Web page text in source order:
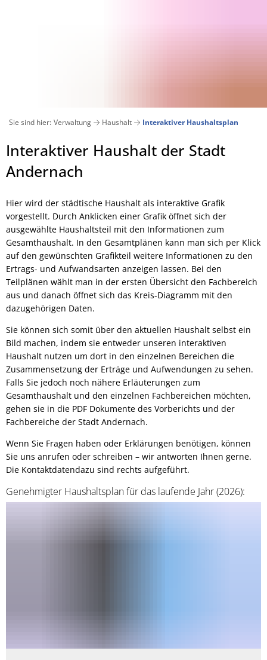
Pressemitteilungen 2026
Verkehrsbehinderungen
Bankverbindungen
Digitales Rathaus
Grünschnitt / Umweltmobil
Krisenmanagement
Leistungen A-Z
Rats- und Bürgerinfosystem
Schaden melden
Schiedsamt
Straßenbau: Wiederkehrender Beitrag
Wahlen
Öffnungszeiten
Bauen
Bebauungspläne/
Energieberatung
Kommunale Wärmeplanung
Bauleitpläne im Verfahren
Bürgermeister
Datenschutz
Haushalt
Haushaltspläne
Interaktiver Haushaltsplan
Impressum
Leitbild
Oberbürgermeister
Öffentliche Bekanntmachungen
Ortsrecht/Bauleitpläne
Satzungen
Zweckvereinbarungen,
Bebauungspläne und
Sonstige Satzungen nach
Sitzungstermine
Stellenausschreibungen
Andernach geschichtlich Wiege
Kinder, Jugend und Familie
Medizinische Versorgung
"Smarte" Bahnhofstraße
Sport und Bäder
Stadtteile
Eich
Partnerstädte
Dimona
Ekeren
Politik
Sie sind hier: Verwaltung Haushalt Interaktiver Haushaltsplan
Interaktiver
Haushaltsplan
Interaktiver Haushalt der Stadt
Andernach
Hier wird der städtische Haushalt als interaktive Grafik
vorgestellt. Durch Anklicken einer Grafik öffnet sich der
ausgewählte Haushaltsteil mit den Informationen zum
Gesamthaushalt. In den Gesamtplänen kann man sich per Klick
auf den gewünschten Grafikteil weitere Informationen zu den
Ertrags- und Aufwandsarten anzeigen lassen. Bei den
Teilplänen wählt man in der ersten Übersicht den Fachbereich
aus und danach öffnet sich das Kreis-Diagramm mit den
dazugehörigen Daten.
Sie können sich somit über den aktuellen Haushalt selbst ein
Bild machen, indem sie entweder unseren interaktiven
Haushalt nutzen um dort in den einzelnen Bereichen die
Zusammensetzung der Erträge und Aufwendungen zu sehen.
Falls Sie jedoch noch nähere Erläuterungen zum
Gesamthaushalt und den einzelnen Fachbereichen möchten,
gehen sie in die PDF Dokumente des Vorberichts und der
Fachbereiche der Stadt Andernach.
Wenn Sie Fragen haben oder Erklärungen benötigen, können
Sie uns anrufen oder schreiben – wir antworten Ihnen gerne.
Die Kontaktdatendazu sind rechts aufgeführt.
Genehmigter Haushaltsplan für das laufende Jahr (2026):